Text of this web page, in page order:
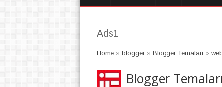
Ads1
Home» blogger» Blogger Temaları »
Blogger